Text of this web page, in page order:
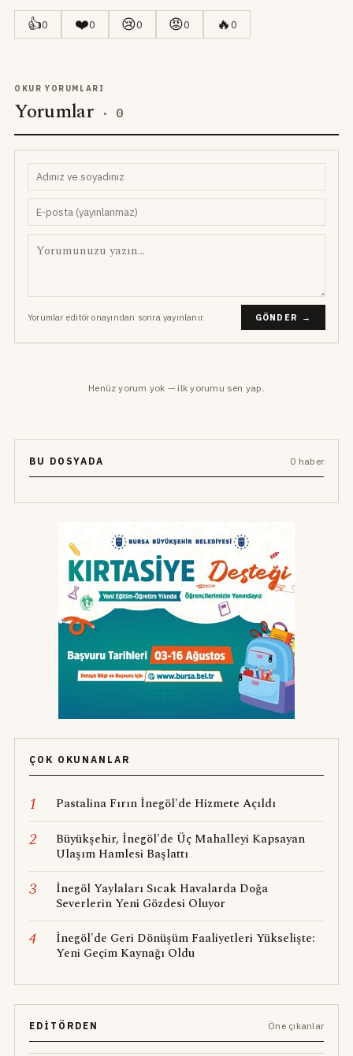
👍0 ❤️0 😢0 😡0 🔥0
OKUR YORUMLARI
Yorumlar · 0
Yorumlar editör onayından sonra yayınlanır. GÖNDER →
Henüz yorum yok — ilk yorumu sen yap.
BU DOSYADA 0 haber
ÇOK OKUNANLAR
1 Pastalina Fırın İnegöl'de Hizmete Açıldı
2
Büyükşehir, İnegöl'de Üç Mahalleyi Kapsayan
Ulaşım Hamlesi Başlattı
3
İnegöl Yaylaları Sıcak Havalarda Doğa
Severlerin Yeni Gözdesi Oluyor
4
İnegöl'de Geri Dönüşüm Faaliyetleri Yükselişte:
Yeni Geçim Kaynağı Oldu
EDITÖRDEN Öne çıkanlar